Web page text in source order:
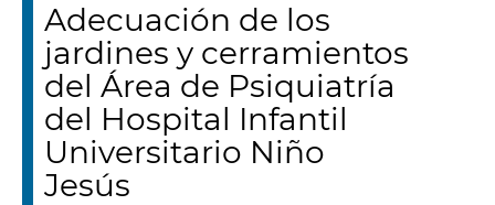
Adecuación de los
jardines y cerramientos
del Área de Psiquiatría
del Hospital Infantil
Universitario Niño
Jesús